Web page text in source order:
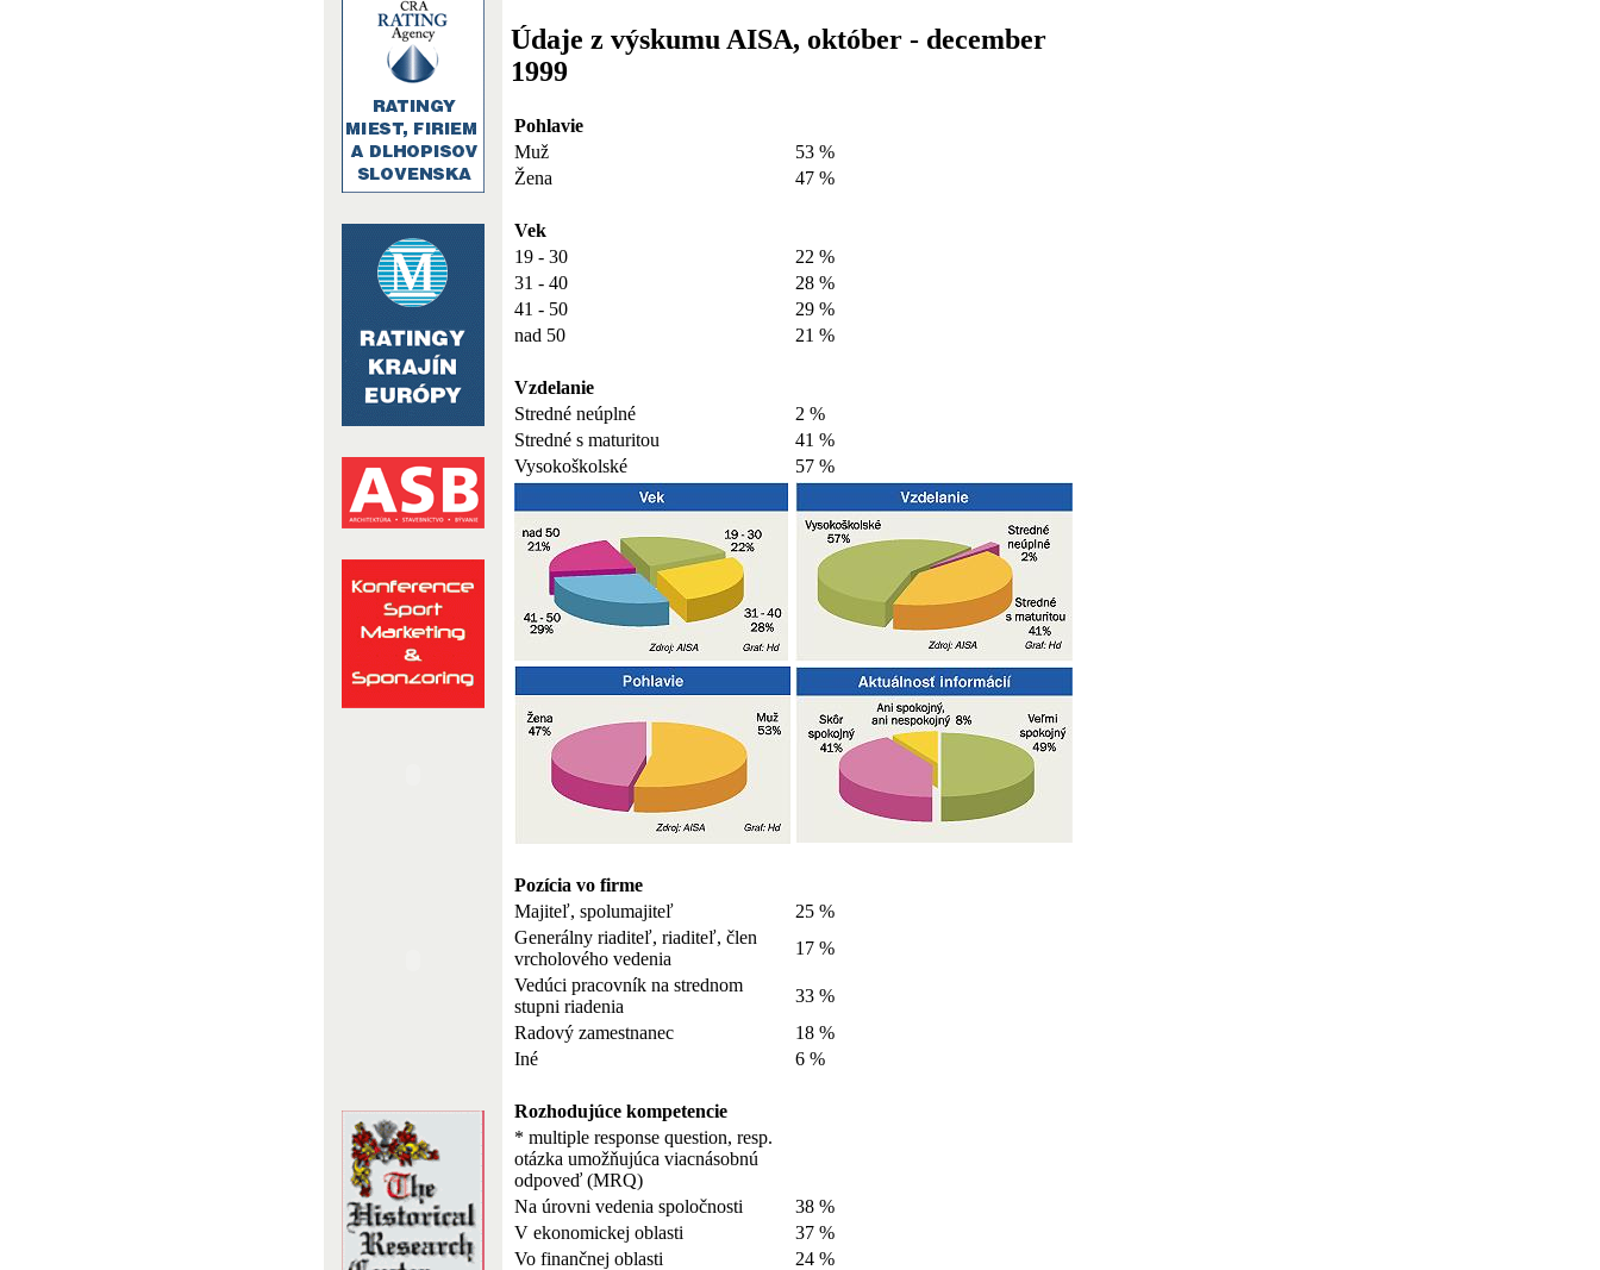
Údaje z výskumu AISA, október - december
1999
Pohlavie
Muž
53 %
Žena
47 %
Vek
19 - 30
22 %
31 - 40
28 %
41 - 50
29 %
nad 50
21 %
Vzdelanie
Stredné neúplné
2 %
Stredné s maturitou
41 %
Vysokoškolské
57 %
Pozícia vo firme
Majiteľ, spolumajiteľ
25 %
Generálny riaditeľ, riaditeľ, člen
vrcholového vedenia
17 %
Vedúci pracovník na strednom
stupni riadenia
33 %
Radový zamestnanec
18 %
Iné
6 %
Rozhodujúce kompetencie
* multiple response question, resp.
otázka umožňujúca viacnásobnú
odpoveď (MRQ)
Na úrovni vedenia spoločnosti
38 %
V ekonomickej oblasti
37 %
Vo finančnej oblasti
24 %